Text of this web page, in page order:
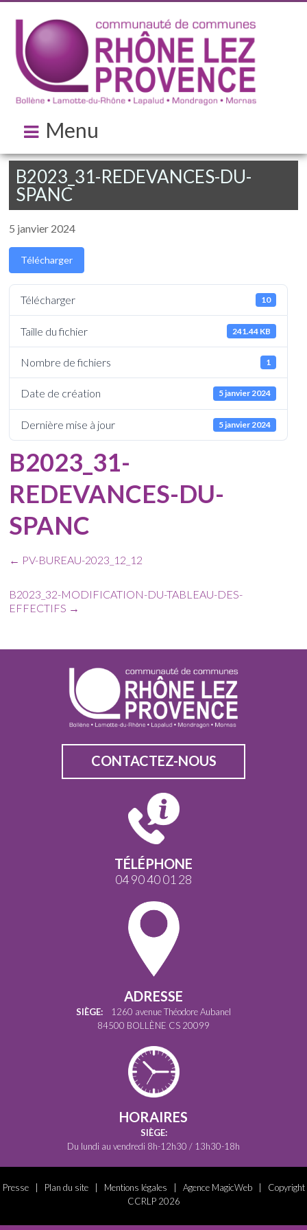
Menu
B2023_31-REDEVANCES-DU-
SPANC
5 janvier 2024
Télécharger
Télécharger 10
Taille du fichier 241.44 KB
Nombre de fichiers 1
Date de création 5 janvier 2024
Dernière mise à jour 5 janvier 2024
B2023_31-
REDEVANCES-DU-
SPANC
← PV-BUREAU-2023_12_12
B2023_32-MODIFICATION-DU-TABLEAU-DES-
EFFECTIFS →
CONTACTEZ-NOUS
TÉLÉPHONE
04 90 40 01 28
ADRESSE
SIÈGE: 1260 avenue Théodore Aubanel
84500 BOLLÈNE CS 20099
HORAIRES
SIÈGE:
Du lundi au vendredi 8h-12h30 / 13h30-18h
Presse| Plan du site| Mentions légales Agence MagicWeb| Copyright
CCRLP 2026